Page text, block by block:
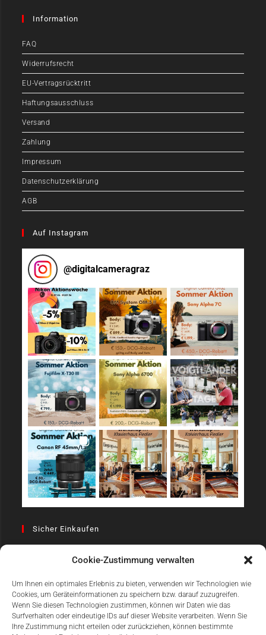
Cookie-Zustimmung verwalten
Um Ihnen ein optimales Erlebnis zu bieten, verwenden wir Technologien wie
Cookies, um Geräteinformationen zu speichern bzw. darauf zuzugreifen.
Wenn Sie diesen Technologien zustimmen, können wir Daten wie das
Surfverhalten oder eindeutige IDs auf dieser Website verarbeiten. Wenn Sie
Ihre Zustimmung nicht erteilen oder zurückziehen, können bestimmte
Information
FAQ
Widerrufsrecht
EU-Vertragsrücktritt
Haftungsausschluss
Versand
Zahlung
Impressum
Datenschutzerklärung
AGB
Auf Instagram
@digitalcameragraz
Sicher Einkaufen
Einfach Online Bezahlen